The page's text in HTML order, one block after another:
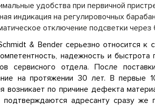
удобства при первичной
индикация на регулировочных
отключение подсветки
& Bender серьезно относится к
надежность и
сервисного отдела. После
на протяжении 30 лет. В первые
возникает по причине дефекта
подтверждаются адресанту сразу же